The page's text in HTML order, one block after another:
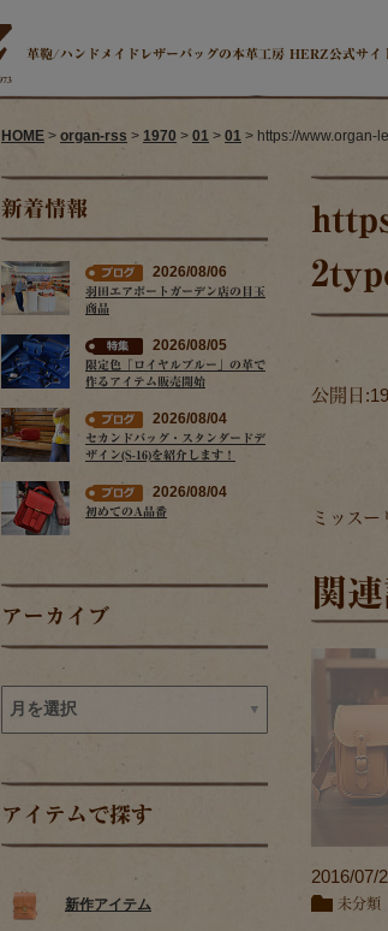
革鞄/ハンドメイドレザーバッグの本革工房 HERZ公式サイ
HOME > organ-rss > 1970 > 01 > 01 > https://www.organ-
新着情報
2026/08/06
羽田エアポートガーデン店の目玉
商品
2026/08/05
限定色「ロイヤルブルー」の革で
作るアイテム販売開始
2026/08/04
セカンドバッグ・スタンダードデ
ザイン(S-16)を紹介します！
2026/08/04
初めてのA品番
アーカイブ
アイテムで探す
新作アイテム
公開日
ミッス
関
2016/07/
未分類